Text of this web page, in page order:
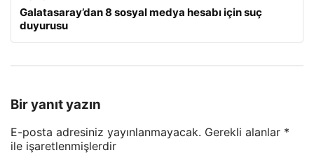
Galatasaray’dan 8 sosyal medya hesabı için suç
duyurusu
Bir yanıt yazın
E-posta adresiniz yayınlanmayacak. Gerekli alanlar *
ile işaretlenmişlerdir